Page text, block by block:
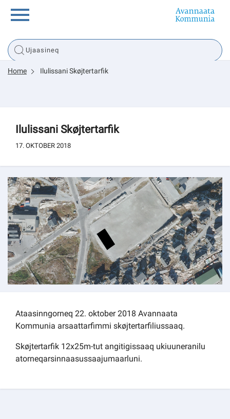
Innuttaasunut
Tassaarsuaq
sullissivik.gl
Pilersaarutinut isaavik
Kommuni pillugu paasissutissat
Home Ilulissani Skøjtertarfik
Ilulissani Skøjtertarfik
17. OKTOBER 2018
Ataasinngorneq 22. oktober 2018 Avannaata
Kommunia arsaattarfimmi skøjtertarfiliussaaq.
Skøjtertarfik 12x25m-tut angitigissaaq ukiuuneranilu
atorneqarsinnaasussaajumaarluni.